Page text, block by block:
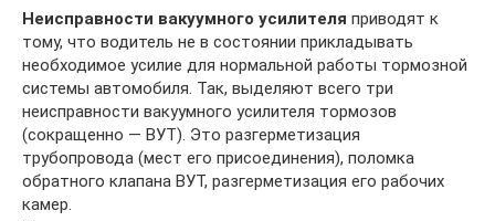
Неисправности вакуумного усилителя приводят к
тому, что водитель не в состоянии прикладывать
необходимое усилие для нормальной работы тормозной
системы автомобиля. Так, выделяют всего три
неисправности вакуумного усилителя тормозов
(сокращенно — ВУТ). Это разгерметизация
трубопровода (мест его присоединения), поломка
обратного клапана ВУТ, разгерметизация его рабочих
камер.